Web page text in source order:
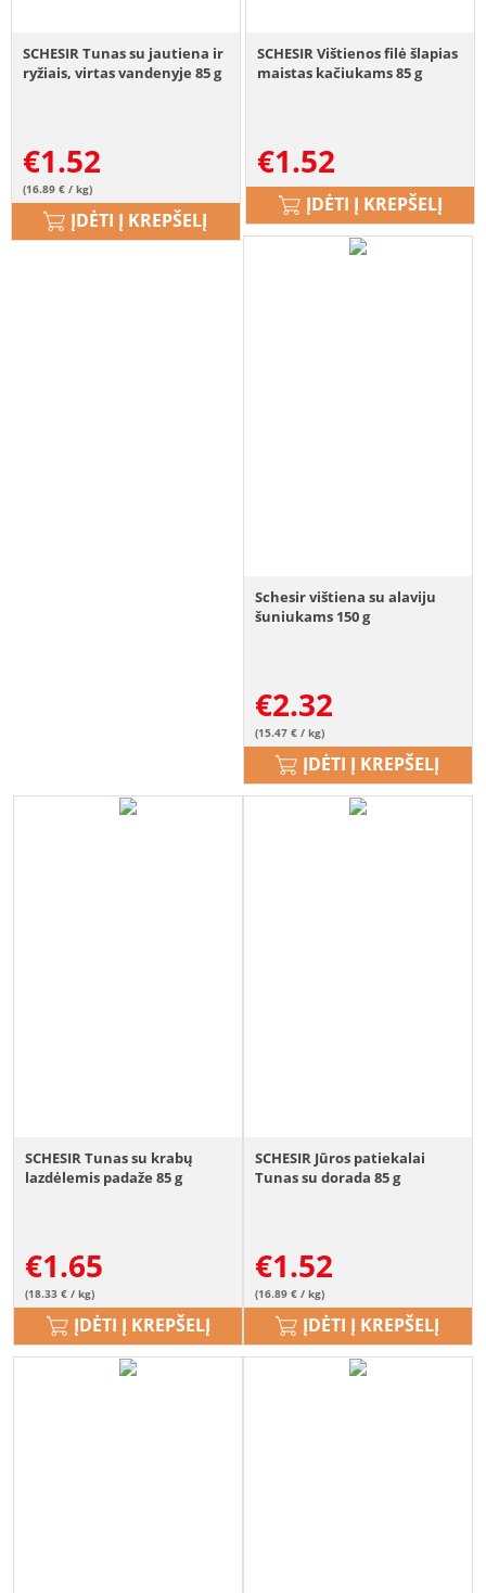
SCHESIR Tunas su jautiena ir
ryžiais, virtas vandenyje 85 g
€1.52
(16.89 € / kg)
ĮDĖTI Į KREPŠELĮ
SCHESIR Vištienos filė šlapias
maistas kačiukams 85 g
€1.52
ĮDĖTI Į KREPŠELĮ
Schesir vištiena su alaviju
šuniukams 150 g
€2.32
(15.47 € / kg)
ĮDĖTI Į KREPŠELĮ
SCHESIR Tunas su krabų
lazdėlemis padaže 85 g
€1.65
(18.33 € / kg)
ĮDĖTI Į KREPŠELĮ
SCHESIR Jūros patiekalai
Tunas su dorada 85 g
€1.52
(16.89 € / kg)
ĮDĖTI Į KREPŠELĮ